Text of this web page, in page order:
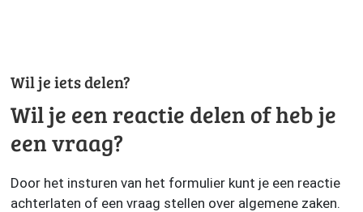
Wil je iets delen?
Wil je een reactie delen of heb je
een vraag?
Door het insturen van het formulier kunt je een reactie
achterlaten of een vraag stellen over algemene zaken.